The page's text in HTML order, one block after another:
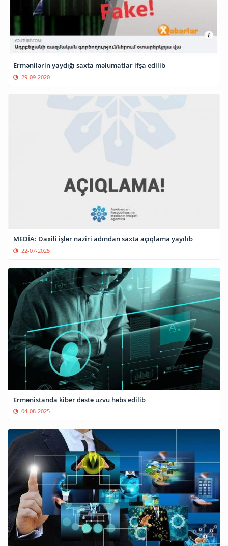
Ermənilərin yaydığı saxta məlumatlar ifşa edilib
29-09-2020
MEDİA: Daxili işlər naziri adından saxta açıqlama yayılıb
22-07-2025
Ermənistanda kiber dəstə üzvü həbs edilib
04-08-2025